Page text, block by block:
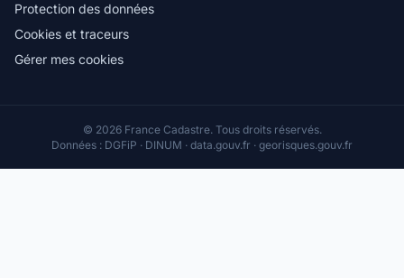
Protection des données
Cookies et traceurs
Gérer mes cookies
© 2026 France Cadastre. Tous droits réservés.
Données : DGFiP · DINUM · data.gouv.fr · georisques.gouv.fr